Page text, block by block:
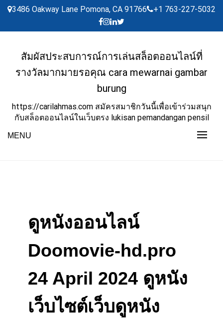
Skip
content
3486 Oakway Lane Pomona, CA 91766 +1 763-227-5032
สัมผัสประสบการณ์การเล่นสล็อตออนไลน์ที่
รางวัลมากมายรอคุณ cara mewarnai gambar
burung
https://carilahmas.com สมัครสมาชิกวันนี้เพื่อเข้าร่วมสนุก
กับสล็อตออนไลน์ในเว็บตรง lukisan pemandangan pensil
MENU
ดูหนังออนไลน์
Doomovie-hd.pro
24 April 2024 ดูหนัง
เว็บไซต์เว็บดูหนัง